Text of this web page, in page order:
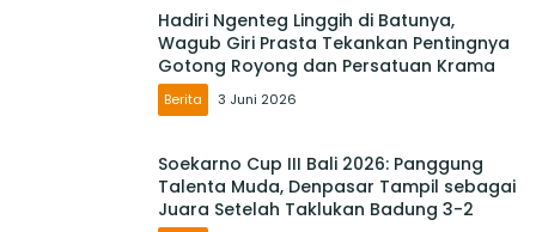
Hadiri Ngenteg Linggih di Batunya,
Wagub Giri Prasta Tekankan Pentingnya
Gotong Royong dan Persatuan Krama
Berita 3 Juni 2026
Soekarno Cup III Bali 2026: Panggung
Talenta Muda, Denpasar Tampil sebagai
Juara Setelah Taklukan Badung 3-2